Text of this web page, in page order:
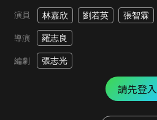
演員 林嘉欣 劉若英 張智霖
導演 羅志良
編劇 張志光
請先登入